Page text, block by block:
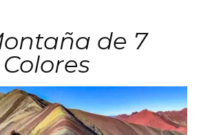
de 7
Colores